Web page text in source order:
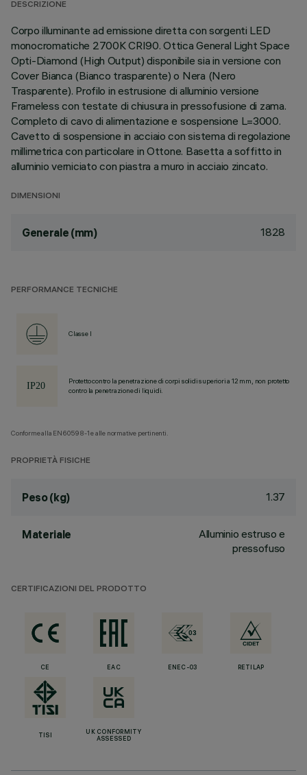
DESCRIZIONE
Corpo illuminante ad emissione diretta con sorgenti LED
monocromatiche 2700K CRI90. Ottica General Light Space
Opti-Diamond (High Output) disponibile sia in versione con
Cover Bianca (Bianco trasparente) o Nera (Nero
Trasparente). Profilo in estrusione di alluminio versione
Frameless con testate di chiusura in pressofusione di zama.
Completo di cavo di alimentazione e sospensione L=3000.
Cavetto di sospensione in acciaio con sistema di regolazione
millimetrica con particolare in Ottone. Basetta a soffitto in
alluminio verniciato con piastra a muro in acciaio zincato.
DIMENSIONI
Generale (mm) 1828
PERFORMANCE TECNICHE
Classe I
Protetto contro la penetrazione di corpi solidi superiori a 12 mm, non protetto
contro la penetrazione di liquidi.
Conforme alla EN60598-1 e alle normative pertinenti.
PROPRIETÀ FISICHE
Peso (kg) 1.37
Materiale
Alluminio estruso e
pressofuso
CERTIFICAZIONI DEL PRODOTTO
CE EAC ENEC-03 RETILAP
TISI
UK CONFORMITY
ASSESSED